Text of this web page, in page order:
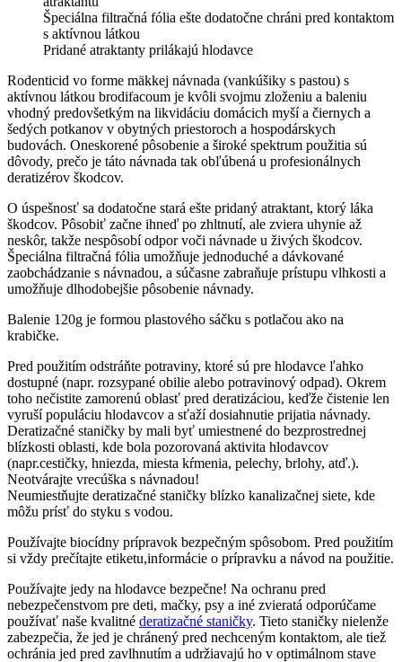
Špeciálna filtračná fólia ešte dodatočne chráni pred kontaktom
s aktívnou látkou
Pridané atraktanty prilákajú hlodavce
Rodenticid vo forme mäkkej návnada (vankúšiky s pastou) s
aktívnou látkou brodifacoum je kvôli svojmu zloženiu a baleniu
vhodný predovšetkým na likvidáciu domácich myší a čiernych a
šedých potkanov v obytných priestoroch a hospodárskych
budovách. Oneskorené pôsobenie a široké spektrum použitia sú
dôvody, prečo je táto návnada tak obľúbená u profesionálnych
deratizérov škodcov.
O úspešnosť sa dodatočne stará ešte pridaný atraktant, ktorý láka
škodcov. Pôsobiť začne ihneď po zhltnutí, ale zviera uhynie až
neskôr, takže nespôsobí odpor voči návnade u živých škodcov.
Špeciálna filtračná fólia umožňuje jednoduché a dávkované
zaobchádzanie s návnadou, a súčasne zabraňuje prístupu vlhkosti a
umožňuje dlhodobejšie pôsobenie návnady.
Balenie 120g je formou plastového sáčku s potlačou ako na
krabičke.
Pred použitím odstráňte potraviny, ktoré sú pre hlodavce ľahko
dostupné (napr. rozsypané obilie alebo potravinový odpad). Okrem
toho nečistite zamorenú oblasť pred deratizáciou, keďže čistenie len
vyruší populáciu hlodavcov a sťaží dosiahnutie prijatia návnady.
Deratizačné staničky by mali byť umiestnené do bezprostrednej
blízkosti oblasti, kde bola pozorovaná aktivita hlodavcov
(napr.cestičky, hniezda, miesta kŕmenia, pelechy, brlohy, atď.).
Neotvárajte vrecúška s návnadou!
Neumiestňujte deratizačné staničky blízko kanalizačnej siete, kde
môžu prísť do styku s vodou.
Používajte biocídny prípravok bezpečným spôsobom. Pred použitím
si vždy prečítajte etiketu,informácie o prípravku a návod na použitie.
Používajte jedy na hlodavce bezpečne! Na ochranu pred
nebezpečenstvom pre deti, mačky, psy a iné zvieratá odporúčame
používať naše kvalitné deratizačné staničky. Tieto staničky nielenže
zabezpečia, že jed je chránený pred nechceným kontaktom, ale tiež
ochránia jed pred zavlhnutím a udržiavajú ho v optimálnom stave